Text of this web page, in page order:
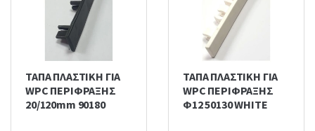
ΤΑΠΑ ΠΛΑΣΤΙΚΗ ΓΙΑ
WPC ΠΕΡΙΦΡΑΞΗΣ
20/120mm 90180
ΤΑΠΑ ΠΛΑΣΤΙΚΗ ΓΙΑ
WPC ΠΕΡΙΦΡΑΞΗΣ
Φ12 50130 WHITE